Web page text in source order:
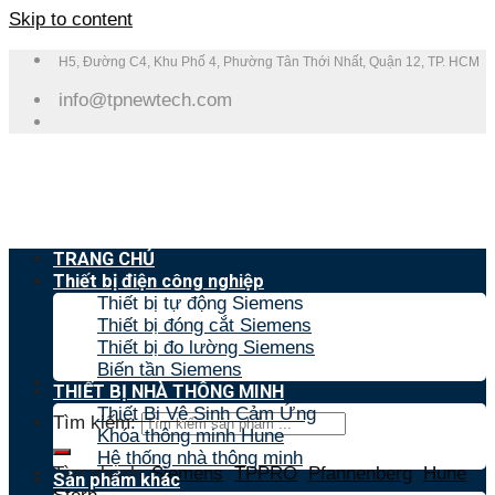
Skip to content
H5, Đường C4, Khu Phố 4, Phường Tân Thới Nhất, Quận 12, TP. HCM
info@tpnewtech.com
Tìm kiếm:
Tìm nhanh:Siemens,TPPRO,Pfannenberg,Hune,
TRANG CHỦ
Thiết bị điện công nghiệp
Thiết bị tự động Siemens
Thiết bị đóng cắt Siemens
Thiết bị đo lường Siemens
Biến tần Siemens
THIẾT BỊ NHÀ THÔNG MINH
Thiết Bị Vệ Sinh Cảm Ứng
Khóa thông minh Hune
Hệ thống nhà thông minh
Sản phẩm khác